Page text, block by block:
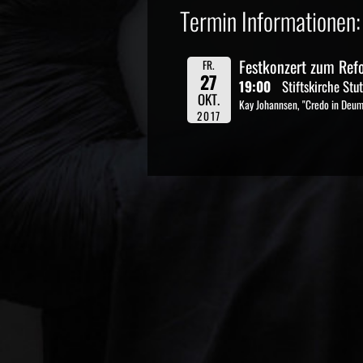
Termin Informationen:
FR.
27
OKT.
2017
Festkonzert zum
19:00 Stiftskirche
Kay Johannsen, "Credo in